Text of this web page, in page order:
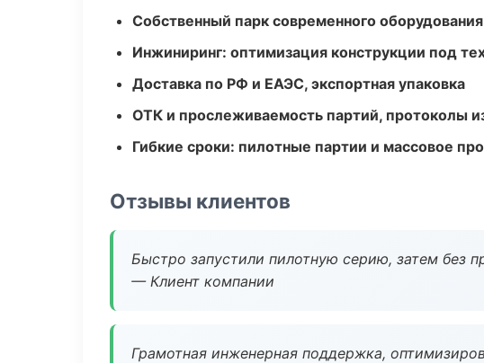
Собственный парк современного
Инжиниринг: оптимизация конструкции под
Доставка по РФ и ЕАЭС, экспортная упаковка
ОТК и прослеживаемость партий, протоколы
Гибкие сроки: пилотные партии и массовое
Отзывы клиентов
Быстро запустили пилотную серию, затем без
— Клиент компании
Грамотная инженерная поддержка,